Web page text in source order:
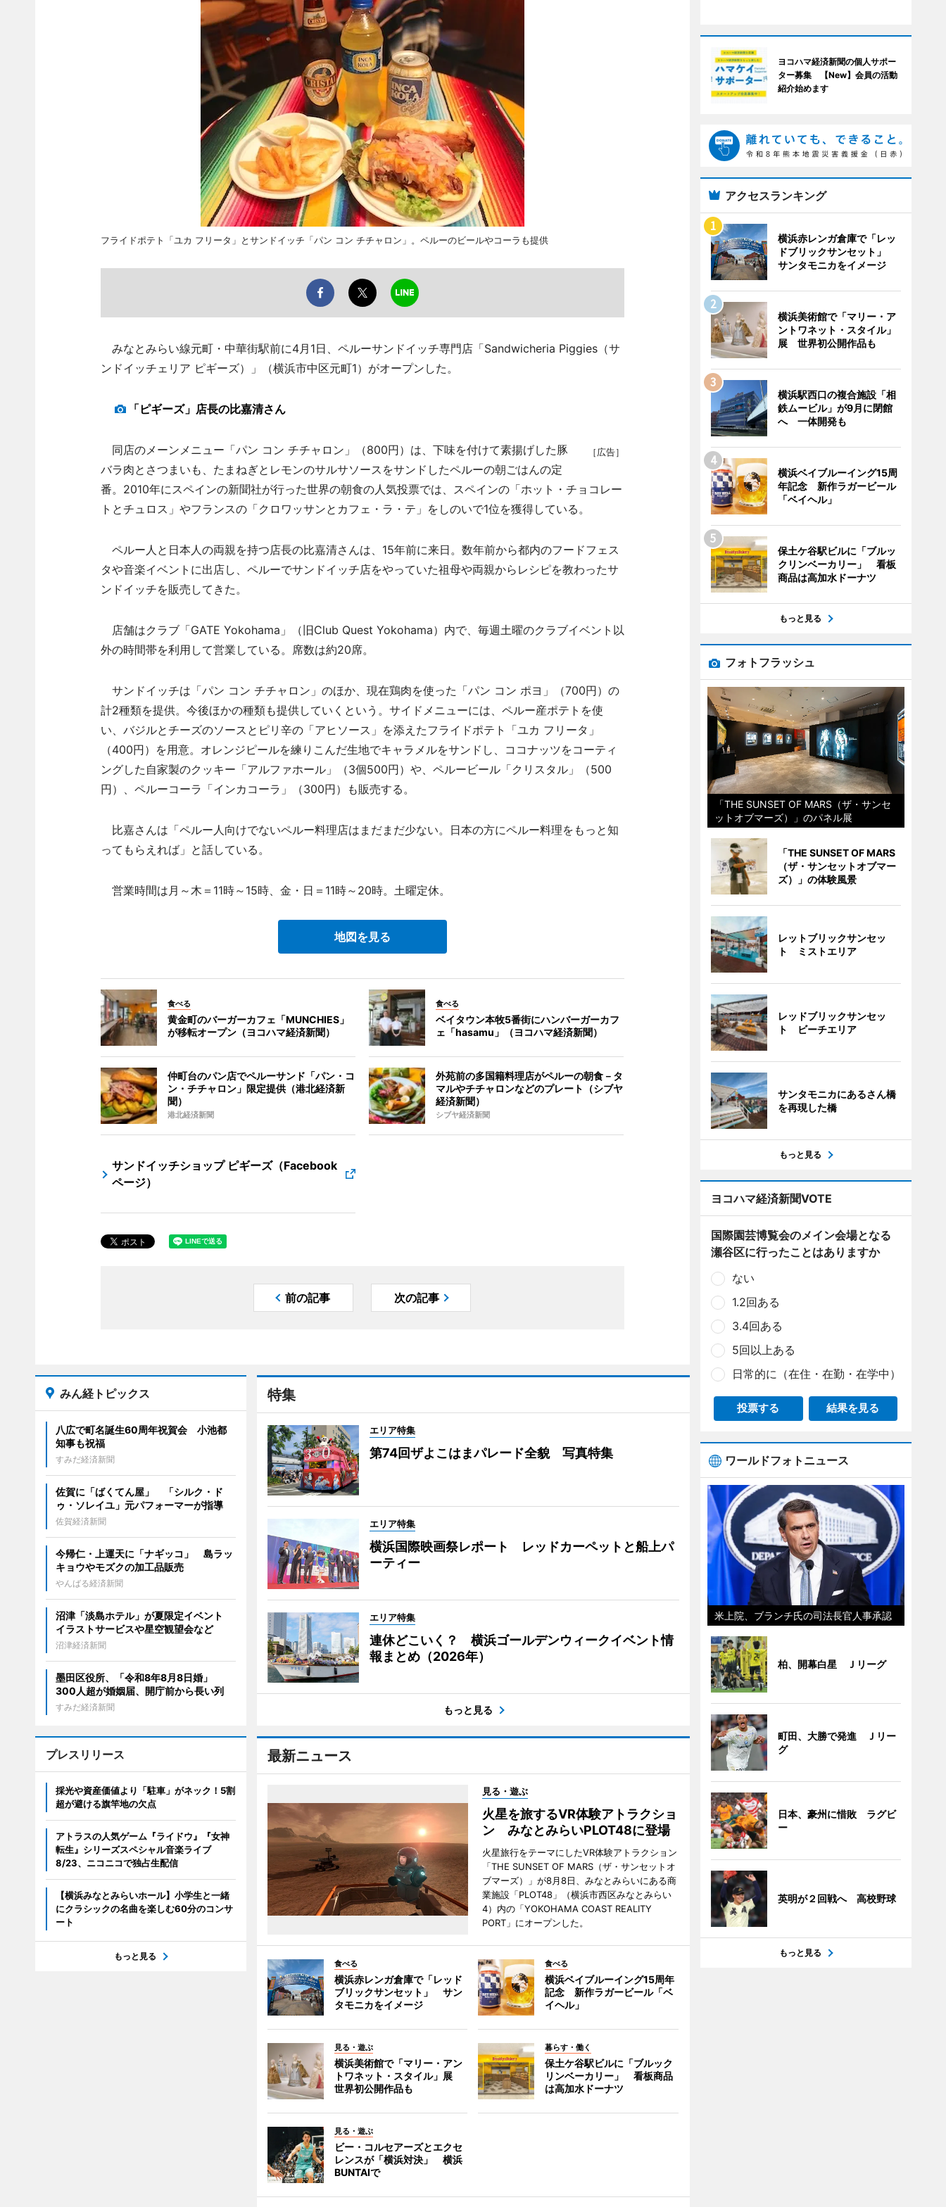
フライドポテト「ユカ フリータ」とサンドイッチ「パン コン チチャロン」。ペルーのビールやコーラも提供
みなとみらい線元町・中華街駅前に4月1日、ペルーサンドイッチ専門店「Sandwicheria Piggies（サ
ンドイッチェリア ピギーズ）」（横浜市中区元町1）がオープンした。
「ピギーズ」店長の比嘉清さん
［広告］
同店のメーンメニュー「パン コン チチャロン」（800円）は、下味を付けて素揚げした豚
バラ肉とさつまいも、たまねぎとレモンのサルサソースをサンドしたペルーの朝ごはんの定
番。2010年にスペインの新聞社が行った世界の朝食の人気投票では、スペインの「ホット・チョコレー
トとチュロス」やフランスの「クロワッサンとカフェ・ラ・テ」をしのいで1位を獲得している。
ペルー人と日本人の両親を持つ店長の比嘉清さんは、15年前に来日。数年前から都内のフードフェス
タや音楽イベントに出店し、ペルーでサンドイッチ店をやっていた祖母や両親からレシピを教わったサ
ンドイッチを販売してきた。
店舗はクラブ「GATE Yokohama」（旧Club Quest Yokohama）内で、毎週土曜のクラブイベント以
外の時間帯を利用して営業している。席数は約20席。
サンドイッチは「パン コン チチャロン」のほか、現在鶏肉を使った「パン コン ポヨ」（700円）の
計2種類を提供。今後ほかの種類も提供していくという。サイドメニューには、ペルー産ポテトを使
い、バジルとチーズのソースとピリ辛の「アヒソース」を添えたフライドポテト「ユカ フリータ」
（400円）を用意。オレンジピールを練りこんだ生地でキャラメルをサンドし、ココナッツをコーティ
ングした自家製のクッキー「アルファホール」（3個500円）や、ペルービール「クリスタル」（500
円）、ペルーコーラ「インカコーラ」（300円）も販売する。
比嘉さんは「ペルー人向けでないペルー料理店はまだまだ少ない。日本の方にペルー料理をもっと知
ってもらえれば」と話している。
営業時間は月～木＝11時～15時、金・日＝11時～20時。土曜定休。
地図を見る
食べる
黄金町のバーガーカフェ「MUNCHIES」
が移転オープン（ヨコハマ経済新聞）
食べる
ベイタウン本牧5番街にハンバーガーカフ
ェ「hasamu」（ヨコハマ経済新聞）
仲町台のパン店でペルーサンド「パン・コ
ン・チチャロン」限定提供（港北経済新
聞）
港北経済新聞
外苑前の多国籍料理店がペルーの朝食－タ
マルやチチャロンなどのプレート（シブヤ
経済新聞）
シブヤ経済新聞
サンドイッチショップ ピギーズ（Facebook
ページ）
前の記事 次の記事
特集
エリア特集
第74回ザよこはまパレード全貌 写真特集
エリア特集
横浜国際映画祭レポート レッドカーペットと船上パ
ーティー
エリア特集
連休どこいく？ 横浜ゴールデンウィークイベント情
報まとめ（2026年）
もっと見る
最新ニュース
見る・遊ぶ
火星を旅するVR体験アトラクショ
ン みなとみらいPLOT48に登場
火星旅行をテーマにしたVR体験アトラクション
「THE SUNSET OF MARS（ザ・サンセットオ
ブマーズ）」が8月8日、みなとみらいにある商
業施設「PLOT48」（横浜市西区みなとみらい
4）内の「YOKOHAMA COAST REALITY
PORT」にオープンした。
食べる
横浜赤レンガ倉庫で「レッド
ブリックサンセット」 サン
タモニカをイメージ
食べる
横浜ベイブルーイング15周年
記念 新作ラガービール「ベ
イヘル」
見る・遊ぶ
横浜美術館で「マリー・アン
トワネット・スタイル」展
世界初公開作品も
暮らす・働く
保土ケ谷駅ビルに「ブルック
リンベーカリー」 看板商品
は高加水ドーナツ
見る・遊ぶ
ビー・コルセアーズとエクセ
レンスが「横浜対決」 横浜
BUNTAIで
みん経トピックス
八広で町名誕生60周年祝賀会 小池都
知事も祝福
すみだ経済新聞
佐賀に「ばくてん屋」 「シルク・ド
ゥ・ソレイユ」元パフォーマーが指導
佐賀経済新聞
今帰仁・上運天に「ナギッコ」 島ラッ
キョウやモズクの加工品販売
やんばる経済新聞
沼津「淡島ホテル」が夏限定イベント
イラストサービスや星空観望会など
沼津経済新聞
墨田区役所、「令和8年8月8日婚」
300人超が婚姻届、開庁前から長い列
すみだ経済新聞
プレスリリース
採光や資産価値より「駐車」がネック！5割
超が避ける旗竿地の欠点
アトラスの人気ゲーム『ライドウ』『女神
転生』シリーズスペシャル音楽ライブ
8/23、ニコニコで独占生配信
【横浜みなとみらいホール】小学生と一緒
にクラシックの名曲を楽しむ60分のコンサ
ート
もっと見る
ヨコハマ経済新聞の個人サポー
ター募集 【New】会員の活動
紹介始めます
アクセスランキング
横浜赤レンガ倉庫で「レッ
ドブリックサンセット」
サンタモニカをイメージ
横浜美術館で「マリー・ア
ントワネット・スタイル」
展 世界初公開作品も
横浜駅西口の複合施設「相
鉄ムービル」が9月に閉館
へ 一体開発も
横浜ベイブルーイング15周
年記念 新作ラガービール
「ベイヘル」
保土ケ谷駅ビルに「ブルッ
クリンベーカリー」 看板
商品は高加水ドーナツ
もっと見る
フォトフラッシュ
「THE SUNSET OF MARS（ザ・サンセ
ットオブマーズ）」のパネル展
「THE SUNSET OF MARS
（ザ・サンセットオブマー
ズ）」の体験風景
レットブリックサンセッ
ト ミストエリア
レッドブリックサンセッ
ト ビーチエリア
サンタモニカにあるさん橋
を再現した橋
もっと見る
ヨコハマ経済新聞VOTE
国際園芸博覧会のメイン会場となる
瀬谷区に行ったことはありますか
ない
1.2回ある
3.4回ある
5回以上ある
日常的に（在住・在勤・在学中）
投票する 結果を見る
ワールドフォトニュース
米上院、ブランチ氏の司法長官人事承認
柏、開幕白星 Ｊリーグ
町田、大勝で発進 Ｊリー
グ
日本、豪州に惜敗 ラグビ
ー
英明が２回戦へ 高校野球
もっと見る